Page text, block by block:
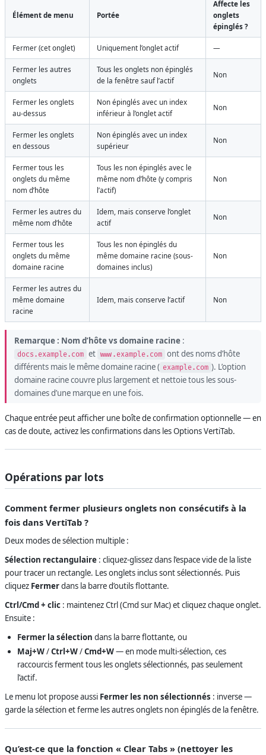
Élément de menu Portée
Affecte les
onglets
épinglés ?
Fermer (cet onglet) Uniquement l’onglet actif —
Fermer les autres
onglets
Tous les onglets non épinglés
de la fenêtre sauf l’actif
Non
Fermer les onglets
au-dessus
Non épinglés avec un index
inférieur à l’onglet actif
Non
Fermer les onglets
en dessous
Non épinglés avec un index
supérieur
Non
Fermer tous les
onglets du même
nom d’hôte
Tous les non épinglés avec le
même nom d’hôte (y compris
l’actif)
Non
Fermer les autres du
même nom d’hôte
Idem, mais conserve l’onglet
actif
Non
Fermer tous les
onglets du même
domaine racine
Tous les non épinglés du
même domaine racine (sous-
domaines inclus)
Non
Fermer les autres du
même domaine
racine
Idem, mais conserve l’actif Non
Remarque : Nom d’hôte vs domaine racine :
docs.example.com et www.example.com ont des noms d’hôte
différents mais le même domaine racine ( example.com ). L’option
domaine racine couvre plus largement et nettoie tous les sous-
domaines d’une marque en une fois.
Chaque entrée peut afficher une boîte de confirmation optionnelle — en
cas de doute, activez les confirmations dans les Options VertiTab.
Opérations par lots
Comment fermer plusieurs onglets non consécutifs à la
fois dans VertiTab ?
Deux modes de sélection multiple :
Sélection rectangulaire : cliquez-glissez dans l’espace vide de la liste
pour tracer un rectangle. Les onglets inclus sont sélectionnés. Puis
cliquez Fermerdans la barre d’outils flottante.
Ctrl/Cmd + clic : maintenez Ctrl (Cmd sur Mac) et cliquez chaque onglet.
Ensuite :
Fermer la sélection dans la barre flottante, ou
Maj+W/Ctrl+W/Cmd+W— en mode multi-sélection, ces
raccourcis ferment tous les onglets sélectionnés, pas seulement
l’actif.
Le menu lot propose aussi Fermer les non sélectionnés : inverse —
garde la sélection et ferme les autres onglets non épinglés de la fenêtre.
Qu’est-ce que la fonction « Clear Tabs » (nettoyer les